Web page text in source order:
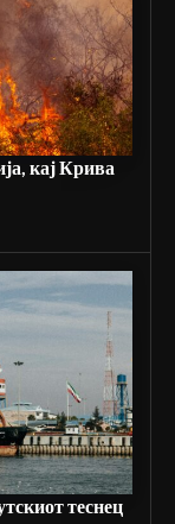
кај Крива
теснец